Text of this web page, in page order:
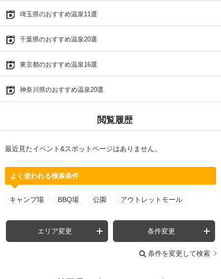
埼玉県のおすすめ温泉11選
千葉県のおすすめ温泉20選
東京都のおすすめ温泉16選
神奈川県のおすすめ温泉20選
閲覧履歴
最近見たイベント&スポットページはありません。
よく使われる検索条件
キャンプ場 BBQ場 公園 アウトレットモール
エリア変更 条件変更
条件を変更して検索